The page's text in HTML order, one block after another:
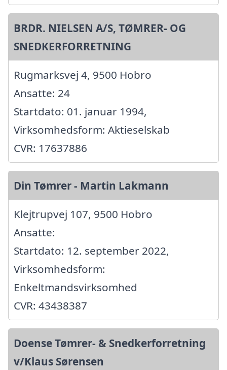
BRDR. NIELSEN A/S, TØMRER- OG
SNEDKERFORRETNING
Rugmarksvej 4, 9500 Hobro
Ansatte: 24
Startdato: 01. januar 1994,
Virksomhedsform: Aktieselskab
CVR: 17637886
Din Tømrer - Martin Lakmann
Klejtrupvej 107, 9500 Hobro
Ansatte:
Startdato: 12. september 2022,
Virksomhedsform:
Enkeltmandsvirksomhed
CVR: 43438387
Doense Tømrer- & Snedkerforretning
v/Klaus Sørensen